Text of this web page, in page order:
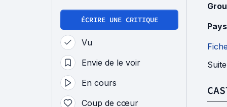
ÉCRIRE UNE CRITIQUE
Vu
Envie de le voir
En cours
Coup de cœur